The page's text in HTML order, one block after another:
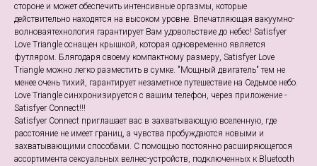
стороне и может обеспечить интенсивные оргазмы, которые
действительно находятся на высоком уровне. Впечатляющая вакуумно-
волноваятехнология гарантирует Вам удовольствие до небес! Satisfyer
Love Triangle оснащен крышкой, которая одновременно является
футляром. Блягодаря своему компактному размеру, Satisfyer Love
Triangle можно легко разместить в сумке. "Мощный двигатель" тем не
менее очень тихий, гарантирует незаметное путешествие на Седьмое небо.
Love Triangle синхронизируется с вашим телефон, через приложение -
Satisfyer Connect!!!
Satisfyer Connect приглашает вас в захватывающую вселенную, где
расстояние не имеет границ, а чувства пробуждаются новыми и
захватывающими способами. С помощью постоянно расширяющегося
ассортимента сексуальных велнес-устройств, подключенных к Bluetooth